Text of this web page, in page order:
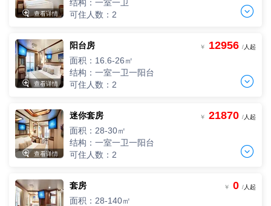
/人 - 0 间 +
四人间
4人，人均单价
 查看详情
结构：一室一卫
可住人数：2

两人间
2人，人均单价
/人 - 0 间 +
四人间
4人，人均单价
 查看详情
阳台房
面积：16.6-26㎡
结构：一室一卫一阳台
可住人数：2
￥ 12956 /人起

两人间
2人，人均单价
0 间 +
 查看详情
迷你套房
面积：28-30㎡
结构：一室一卫一阳台
可住人数：2
￥ 21870 /人起

两人间
2人，人均单价
套房
面积：28-140㎡
￥ 0 /人起